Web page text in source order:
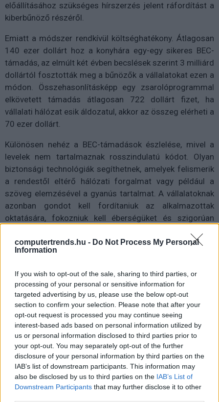
computertrends.hu - Do Not Process My Personal
Information
If you wish to opt-out of the sale, sharing to third parties, or
processing of your personal or sensitive information for
targeted advertising by us, please use the below opt-out
section to confirm your selection. Please note that after your
opt-out request is processed you may continue seeing
interest-based ads based on personal information utilized by
us or personal information disclosed to third parties prior to
your opt-out. You may separately opt-out of the further
disclosure of your personal information by third parties on the
IAB’s list of downstream participants. This information may
also be disclosed by us to third parties on the IAB’s List of
Downstream Participants that may further disclose it to other
előállításához szükséges hírszerzés jelent ráfordítást a
kiberbűnöző részéről.
Emiatt a módszer rendkívül költséghatékony. Átlagosan
140 ezer dollárt hoz a konyhára egy-egy sikeres BEC-
támadás, az elmúlt két évben becslések szerint 3 milliárd
dollártól fosztották meg a bűnözők a vállalatokat ezen a
módon. Összehasonlításképp egy zsarolóprogrammal
elkövetett támadás átlagosan 722 dollárt fizet, ha
vállalati hálózat esik áldozatul, akkor az összeg elérheti a
70 ezer dollárt.
Különösen nehéz a BEC-támadások észlelése, mivel a
levelek nem tartalmaznak rosszindulatú kódot. Olyan
biztonsági technológiák segíthetnek, amelyek felismerik
a rendestől eltérő hálózati forgalmat vagy például a
szöveg elemzésével a gyanús tartalmat. A vállalatoknak
azonban gondot kell fordítaniuk az alkalmazottak
oktatására, fokozniuk kell éberségüket és szigorúan
felüli átutalásokra vonatkozó, többlépcsős jóváhagyási
folyamataikat.
A pénzügyi szektort célzó kiberbűnözők egyre
gyakrabban indítanak az üzleti folyamatok aláásására
épülő (Business Process Compromise) támadást.
Mint azt a Bangladesi Bank esete mutatja, a
kiberbűnözők egyetlen BPC-típusú támadással akár 81
millió dollárt kaszálhatnak. Ehhez azonban alaposan
ismerniük kell a folyamatokat, amelyek mentén a
kiszemelt szervezet a pénzügyi tranzakciókat
feldolgozza.
Jövedelmezőségénél fogva a módszert idén a támadók